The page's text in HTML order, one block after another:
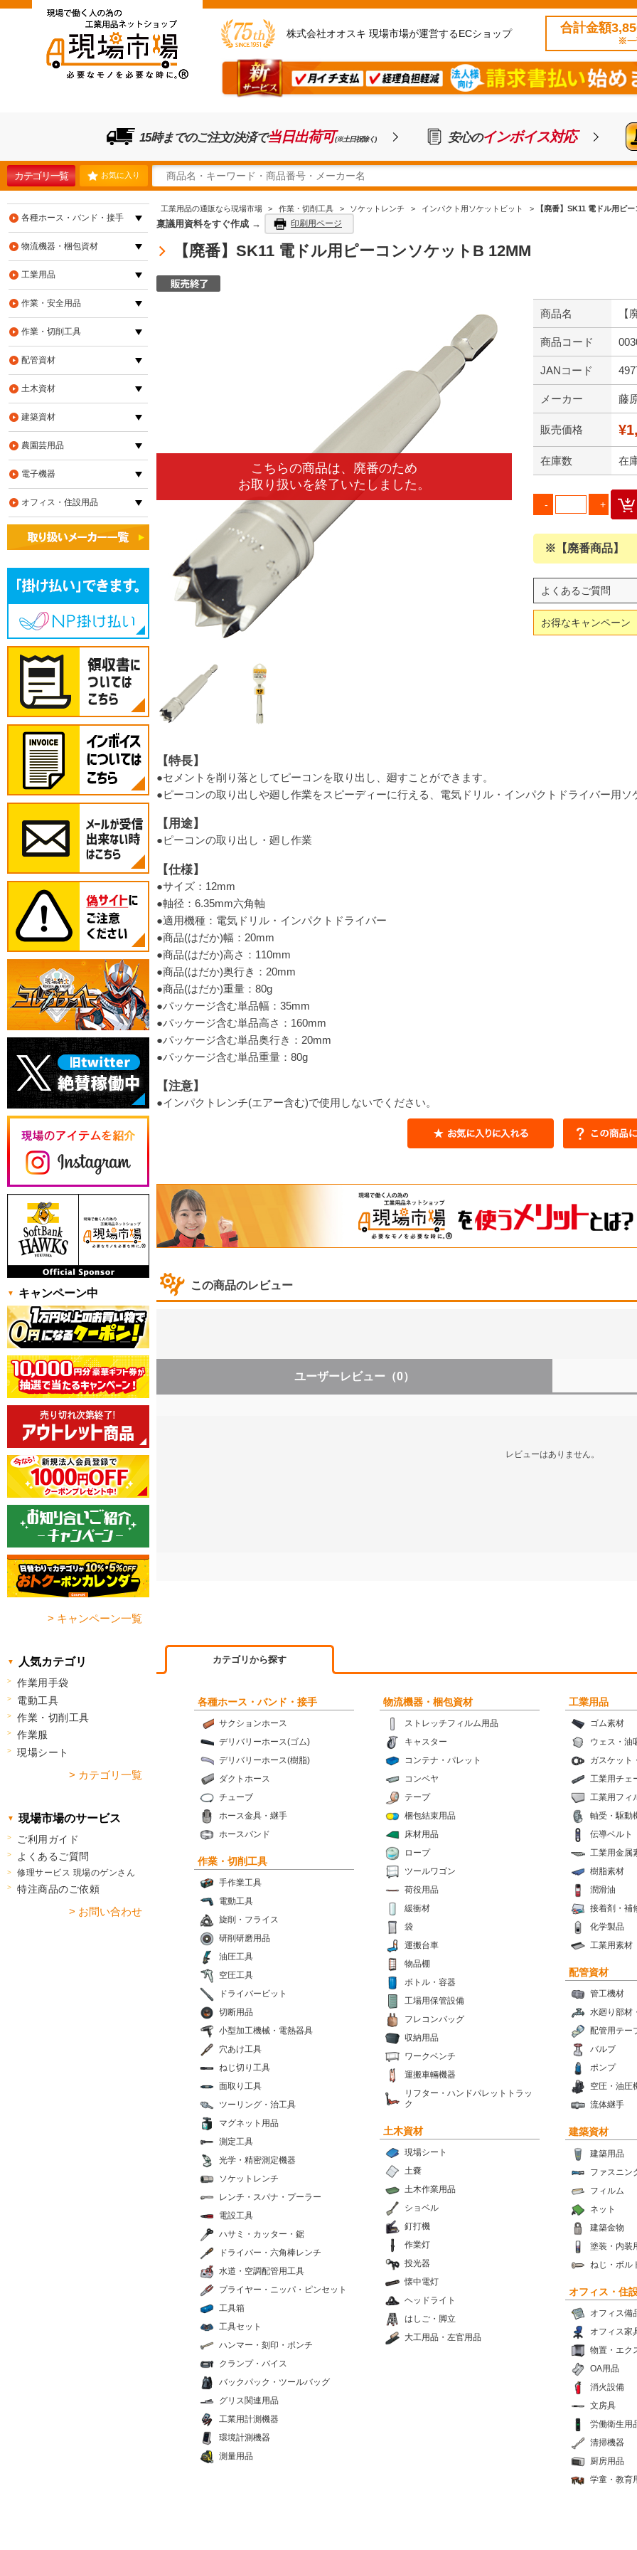
株式会社オオスキ 現場市場が運営するECショップ 合計金額
※一
15時までのご注文/決済で当日出荷可(※土日祝除く) 安心のインボイス対応
カテゴリ一覧 お気に入り
工業用品の通販なら現場市場 > 作業・切削工具 > ソケットレンチ > インパクト用ソケットビット > 【廃番】SK11 電ドル用ピ
稟議用資料をすぐ作成 → 印刷用ページ
【廃番】SK11 電ドル用ピーコンソケットB 12MM
商品名 【
商品コード
JANコード
メーカー 藤
販売価格
在庫数 在
※【廃番商品】
よくあるご質問
お得なキャンペーン
【特長】
●セメントを削り落としてピーコンを取り出し、廻すことができます。
●ピーコンの取り出しや廻し作業をスピーディーに行える、電気ドリル・インパクトドライバー用ソ
【用途】
●ピーコンの取り出し・廻し作業
【仕様】
●サイズ：12mm
●軸径：6.35mm六角軸
●適用機種：電気ドリル・インパクトドライバー
●商品(はだか)幅：20mm
●商品(はだか)高さ：110mm
●商品(はだか)奥行き：20mm
●商品(はだか)重量：80g
●パッケージ含む単品幅：35mm
●パッケージ含む単品高さ：160mm
●パッケージ含む単品奥行き：20mm
●パッケージ含む単品重量：80g
【注意】
●インパクトレンチ(エアー含む)で使用しないでください。
この商品のレビュー
ユーザーレビュー （0）
レビューはありません。
カテゴリから探す
各種ホース・バンド・接手
サクションホース
デリバリーホース(ゴム)
デリバリーホース(樹脂)
ダクトホース
チューブ
ホース金具・継手
ホースバンド
物流機器・梱包資材
ストレッチフィルム用品
キャスター
コンテナ・パレット
コンベヤ
テープ
梱包結束用品
床材用品
ロープ
ツールワゴン
荷役用品
緩衝材
袋
運搬台車
物品棚
ボトル・容器
工場用保管設備
フレコンバッグ
収納用品
ワークベンチ
運搬車輛機器
リフター・ハンドパレットトラッ
ク
工業用品
ゴム素材
ウェス・油
ガスケット
工業用チェ
工業用フィ
軸受・駆動
伝導ベルト
工業用金属
樹脂素材
潤滑油
接着剤・補
化学製品
工業用素材
作業・切削工具
手作業工具
電動工具
旋削・フライス
研削研磨用品
油圧工具
空圧工具
ドライバービット
切断用品
小型加工機械・電熱器具
穴あけ工具
ねじ切り工具
面取り工具
ツーリング・治工具
マグネット用品
測定工具
光学・精密測定機器
ソケットレンチ
レンチ・スパナ・プーラー
電設工具
ハサミ・カッター・鋸
ドライバー・六角棒レンチ
水道・空調配管用工具
プライヤー・ニッパ・ピンセット
工具箱
工具セット
ハンマー・刻印・ポンチ
クランプ・バイス
バックパック・ツールバッグ
グリス関連用品
工業用計測機器
環境計測機器
測量用品
配管資材
管工機材
水廻り部材
配管用テー
バルブ
ポンプ
空圧・油圧
流体継手
土木資材
現場シート
土嚢
土木作業用品
ショベル
釘打機
作業灯
投光器
懐中電灯
ヘッドライト
はしご・脚立
大工用品・左官用品
建築資材
建築用品
ファスニン
フィルム
ネット
建築金物
塗装・内装
ねじ・ボル
オフィス・住
オフィス備
オフィス家
物置・エク
OA用品
消火設備
文房具
労働衛生用
清掃機器
厨房用品
学童・教育
各種ホース・バンド・接手
物流機器・梱包資材
工業用品
作業・安全用品
作業・切削工具
配管資材
土木資材
建築資材
農園芸用品
電子機器
オフィス・住設用品
キャンペーン中
> キャンペーン一覧
人気カテゴリ
作業用手袋
電動工具
作業・切削工具
作業服
現場シート
> カテゴリ一覧
現場市場のサービス
ご利用ガイド
よくあるご質問
修理サービス 現場のゲンさん
特注商品のご依頼
> お問い合わせ